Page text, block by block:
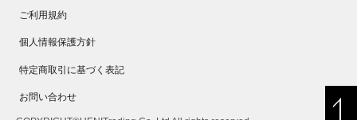
ご利用規約
個人情報保護方針
特定商取引に基づく表記
お問い合わせ